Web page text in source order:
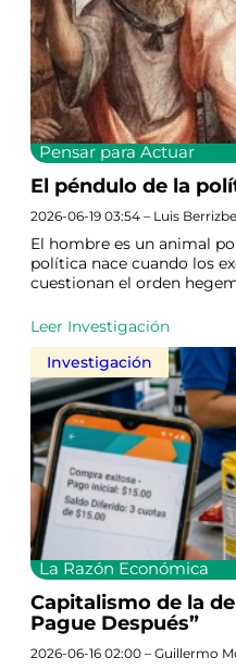
Pensar para Actuar
El péndulo de la
2026-06-19 03:54 – Luis
El hombre es un animal
política nace cuando los
cuestionan el orden
Leer Investigación
Investigación
La Razón Económica
Capitalismo de la
Pague Después”
2026-06-16 02:00 – Guillermo